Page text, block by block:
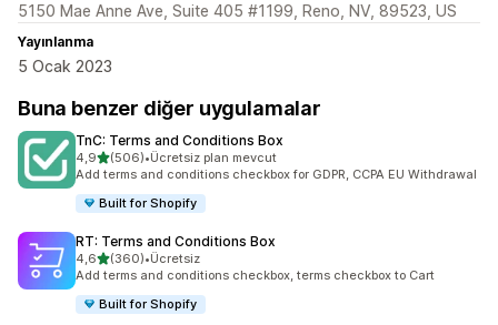
5150 Mae Anne Ave, Suite 405 #1199, Reno, NV, 89523, US
Yayınlanma
5 Ocak 2023
Buna benzer diğer uygulamalar
TnC: Terms and Conditions Box
4,95 yıldız üzerinden
(506)
toplam 506 değerlendirme
•Ücretsiz plan mevcut
Add terms and conditions checkbox for GDPR, CCPA EU Withdrawal
Built for Shopify
RT: Terms and Conditions Box
4,65 yıldız üzerinden
(360)
toplam 360 değerlendirme
•Ücretsiz
Add terms and conditions checkbox, terms checkbox to Cart
Built for Shopify